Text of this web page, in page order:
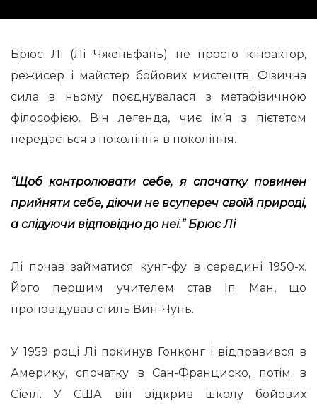
Брюс Лі (Лі Чженьфань) не просто кіноактор,
режисер і майстер бойових мистецтв. Фізична
сила в ньому поєднувалася з метафізичною
філософією. Він легенда, чиє ім’я з пієтетом
передається з покоління в покоління.
“Щоб контролювати себе, я спочатку повинен
прийняти себе, діючи не всупереч своїй природі,
а слідуючи відповідно до неї.” Брюс Лі
Лі почав займатися кунг-фу в середині 1950-х.
Його першим учителем став Іп Ман, що
проповідував стиль Вин-Чунь.
У 1959 році Лі покинув Гонконг і відправився в
Америку, спочатку в Сан-Франциско, потім в
Сіетл. У США він відкрив школу бойових